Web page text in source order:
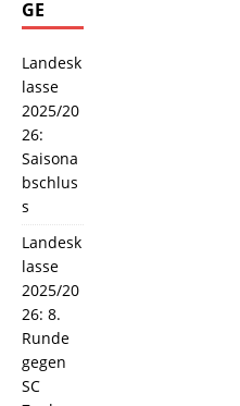
GE
Landesk
lasse
2025/20
26:
Saisona
bschlus
s
Landesk
lasse
2025/20
26: 8.
Runde
gegen
SC